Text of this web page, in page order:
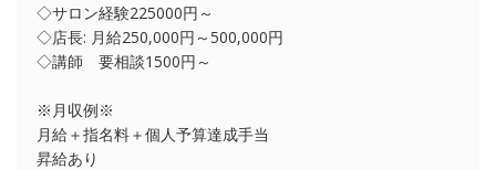
◇サロン経験225000円～
◇店長: 月給250,000円～500,000円
◇講師 要相談1500円～
※月収例※
月給＋指名料＋個人予算達成手当
昇給あり